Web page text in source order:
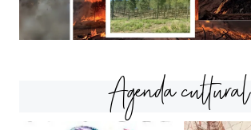
Agenda cultural